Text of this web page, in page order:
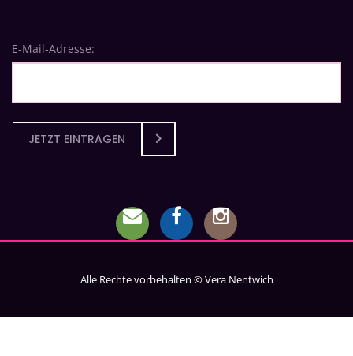
E-Mail-Adresse:
JETZT EINTRAGEN
Alle Rechte vorbehalten © Vera Nentwich